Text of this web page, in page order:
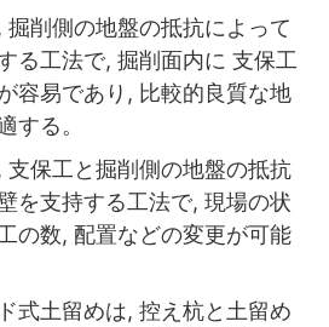
掘削側の地盤の抵抗によって
る工法で, 掘削面内に 支保工
容易であり, 比較的良質な地
する。
支保工と掘削側の地盤の抵抗
を支持する工法で, 現場の状
の数, 配置などの変更が可能
式土留めは, 控え杭と土留め